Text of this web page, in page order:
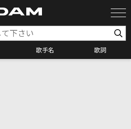
歌手名 歌詞
オケ検索